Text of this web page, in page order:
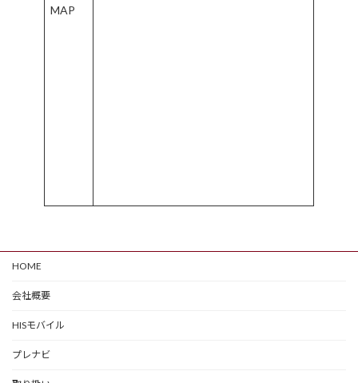
MAP
HOME
会社概要
HISモバイル
プレナビ